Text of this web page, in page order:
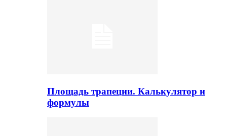
Площадь трапеции. Калькулятор и
формулы